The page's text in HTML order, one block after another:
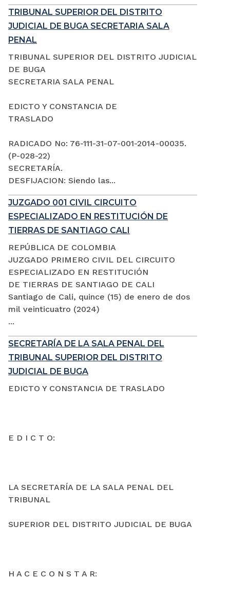
TRIBUNAL SUPERIOR DEL DISTRITO
JUDICIAL DE BUGA SECRETARIA SALA
PENAL
TRIBUNAL SUPERIOR DEL DISTRITO JUDICIAL
DE BUGA
SECRETARIA SALA PENAL
EDICTO Y CONSTANCIA DE
TRASLADO
RADICADO No: 76-111-31-07-001-2014-00035.
(P-028-22)
SECRETARÍA.
DESFIJACION: Siendo las...
JUZGADO 001 CIVIL CIRCUITO
ESPECIALIZADO EN RESTITUCIÓN DE
TIERRAS DE SANTIAGO CALI
REPÚBLICA DE COLOMBIA
JUZGADO PRIMERO CIVIL DEL CIRCUITO
ESPECIALIZADO EN RESTITUCIÓN
DE TIERRAS DE SANTIAGO DE CALI
Santiago de Cali, quince (15) de enero de dos
mil veinticuatro (2024)
...
SECRETARÍA DE LA SALA PENAL DEL
TRIBUNAL SUPERIOR DEL DISTRITO
JUDICIAL DE BUGA
EDICTO Y CONSTANCIA DE TRASLADO
E D I C T O:
LA SECRETARÍA DE LA SALA PENAL DEL
TRIBUNAL
SUPERIOR DEL DISTRITO JUDICIAL DE BUGA
H A C E C O N S T A R: